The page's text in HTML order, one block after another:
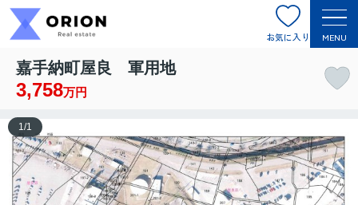
お気に入り MENU
嘉手納町屋良 軍用地
3,758万円
1 /1